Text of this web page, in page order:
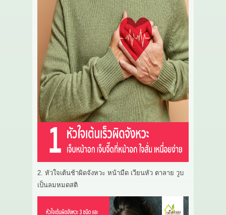
2. หัวใจเต้นช้าผิดจังหวะ หน้ามืด เวียนหัว ตาลาย วูบ
เป็นลมหมดสติ